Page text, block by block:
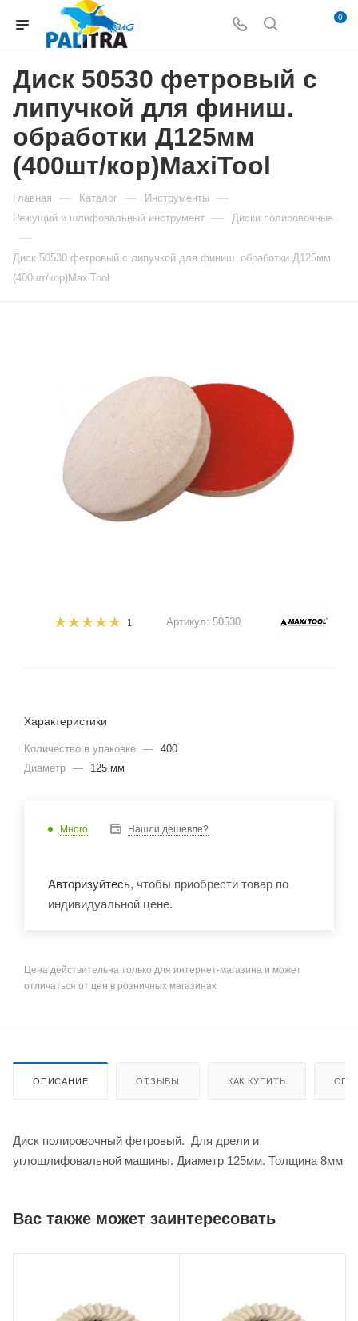
0
Диск 50530 фетровый с
липучкой для финиш.
обработки Д125мм
(400шт/кор)MaxiTool
Главная — Каталог — Инструменты —
Режущий и шлифовальный инструмент — Диски полировочные
—
Диск 50530 фетровый с липучкой для финиш. обработки Д125мм
(400шт/кор)MaxiTool
1 Артикул: 50530
Характеристики
Количество в упаковке — 400
Диаметр — 125 мм
Много Нашли дешевле?
Авторизуйтесь, чтобы приобрести товар по
индивидуальной цене.
Цена действительна только для интернет-магазина и может
отличаться от цен в розничных магазинах
ОПИСАНИЕ ОТЗЫВЫ КАК КУПИТЬ
Диск полировочный фетровый. Для дрели и
углошлифовальной машины. Диаметр 125мм. Толщина 8мм
Вас также может заинтересовать